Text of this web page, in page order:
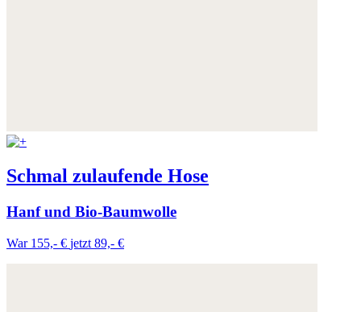
Schmal zulaufende Hose
Hanf und Bio-Baumwolle
War 155,- € jetzt 89,- €